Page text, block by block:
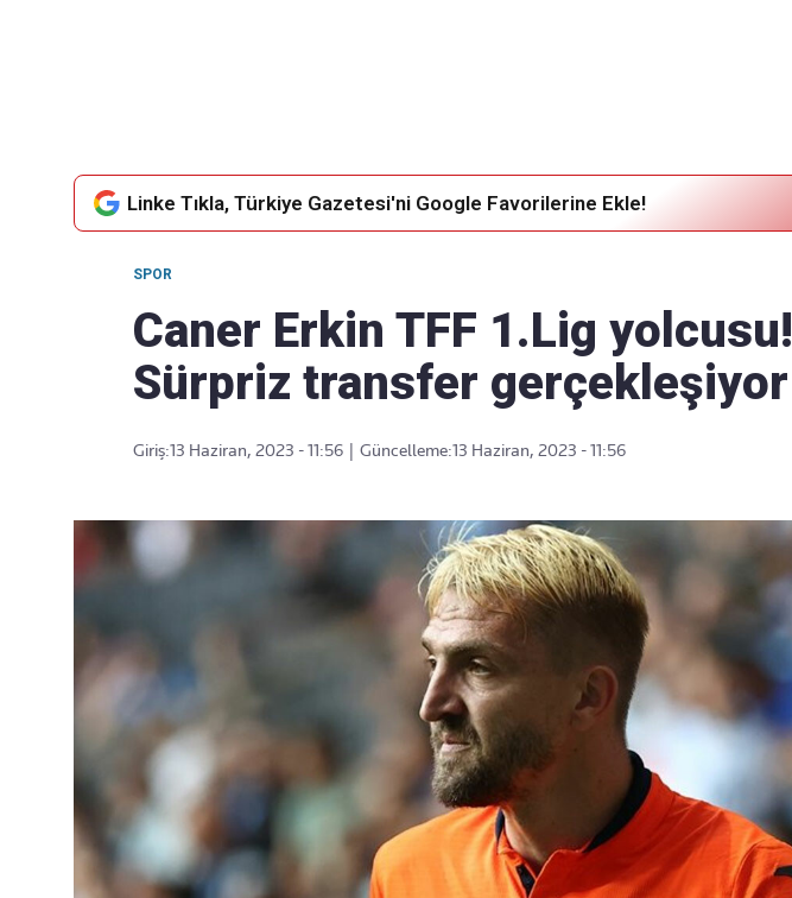
Linke Tıkla, Türkiye Gazetesi'ni Google Favorilerine Ekle!
SPOR
Caner Erkin TFF 1.Lig yolcusu!
Sürpriz transfer gerçekleşiyor
Giriş:13 Haziran, 2023 - 11:56 Güncelleme:13 Haziran, 2023 - 11:56